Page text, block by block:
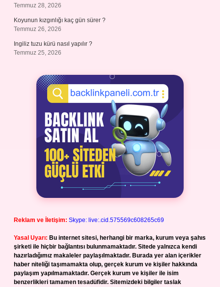
Temmuz 28, 2026
Koyunun kızgınlığı kaç gün sürer ?
Temmuz 26, 2026
Ingiliz tuzu kürü nasıl yapılır ?
Temmuz 25, 2026
Reklam ve İletişim: Skype: live:.cid.575569c608265c69
Yasal Uyarı: Bu internet sitesi, herhangi bir marka, kurum veya şahıs
şirketi ile hiçbir bağlantısı bulunmamaktadır. Sitede yalnızca kendi
hazırladığımız makaleler paylaşılmaktadır. Burada yer alan içerikler
haber niteliği taşımamakta olup, gerçek kurum ve kişiler hakkında
paylaşım yapılmamaktadır. Gerçek kurum ve kişiler ile isim
benzerlikleri tamamen tesadüfidir. Sitemizdeki bilgiler taslak